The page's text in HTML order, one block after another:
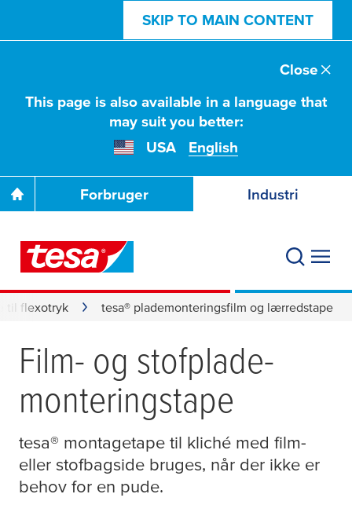
SKIP TO MAIN CONTENT
This page is also available in a language that
may suit you better:
USA
English
Close
Forbruger Industri
til flexotryk tesa® plademonteringsfilm og lærredstape
Film- og stofplade-
monteringstape
tesa® montagetape til kliché med film-
eller stofbagside bruges, når der ikke er
behov for en pude.